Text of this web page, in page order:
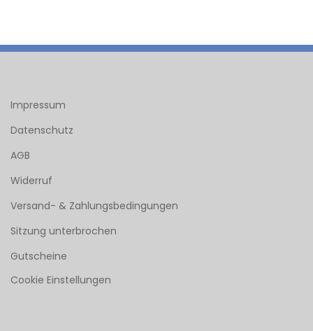
Impressum
Datenschutz
AGB
Widerruf
Versand- & Zahlungsbedingungen
Sitzung unterbrochen
Gutscheine
Cookie Einstellungen